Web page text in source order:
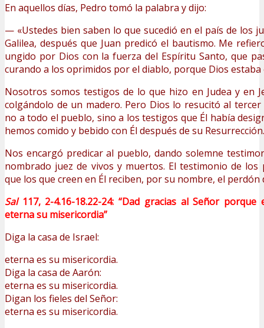
En aquellos días, Pedro tomó la palabra y dijo:
— «Ustedes bien saben lo que sucedió en el país de los
Galilea, después que Juan predicó el bautismo. Me
ungido por Dios con la fuerza del Espíritu Santo, que
curando a los oprimidos por el diablo, porque Dios estaba
Nosotros somos testigos de lo que hizo en Judea y en
colgándolo de un madero. Pero Dios lo resucitó al
no a todo el pueblo, sino a los testigos que Él había
hemos comido y bebido con Él después de su Resurrección.
Nos encargó predicar al pueblo, dando solemne
nombrado juez de vivos y muertos. El testimonio de los
que los que creen en Él reciben, por su nombre, el perdón
Sal117, 2-4.16-18.22-24: “Dad gracias al Señor porque
eterna su misericordia”
Diga la casa de Israel:
eterna es su misericordia.
Diga la casa de Aarón:
eterna es su misericordia.
Digan los fieles del Señor:
eterna es su misericordia.